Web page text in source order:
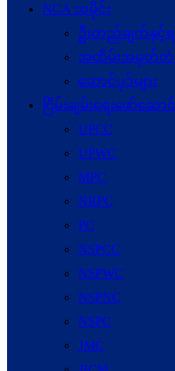
NCA သမိုင်း
ဦးတည်ချက်နှင့်
အထိမ်းအမှတ်တံဆိ
ဆောင်ပုဒ်များ
ငြိမ်းချမ်းရေးဖော်‌ဆော
UPCC
UPWC
MPC
NRPC
PC
NSPCC
NSPWC
NSPNC
NSPC
JMC